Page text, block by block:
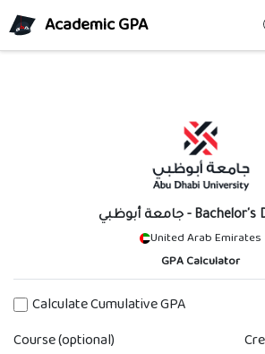
Academic GPA
جامعة أبوظبي - Bachelor's
United Arab Emirates
GPA Calculator
Calculate Cumulative GPA
Course (optional)